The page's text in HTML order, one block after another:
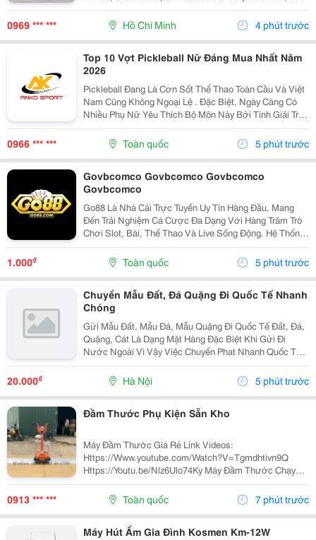
Nhồi,Biến Thế,Bồn Tròn,Lu,Hàng Quá Khổ,Quá Tải.
Nhận Chở Ghép Hàng,Máy Công Trình Đi Các Tỉnh
0969 *** *** Hồ Chí Minh 4 phút trước
Top 10 Vợt Pickleball Nữ Đáng Mua Nhất Năm
2026
Pickleball Đang Là Cơn Sốt Thể Thao Toàn Cầu Và Việt
Nam Cũng Không Ngoại Lệ . Đặc Biệt, Ngày Càng Có
Nhiều Phụ Nữ Yêu Thích Bộ Môn Này Bởi Tính Giải Trí
Cao, Dễ Chơi Và Tốt Cho Sức Khỏe. Tuy Nhiên, Việc
Lựa Chọn Một Cây Vợt Pickleball Nữ Phù Hợp Có...
0966 *** *** Toàn quốc 5 phút trước
Govbcomco Govbcomco Govbcomco
Govbcomco
Go88 Là Nhà Cái Trực Tuyến Uy Tín Hàng Đầu, Mang
Đến Trải Nghiệm Cá Cược Đa Dạng Với Hàng Trăm Trò
Chơi Slot, Bài, Thể Thao Và Live Sống Động. Hệ Thống
Bảo Mật Cao, Nạp Rút Nhanh Chóng Chỉ Trong Vài Phút,
Hỗ Trợ 24/7 Cùng Nhiều Ưu Đãi Hấp Dẫn Dành...
1.000₫ Toàn quốc 5 phút trước
Chuyển Mẫu Đất, Đá Quặng Đi Quốc Tế Nhanh
Chóng
Gửi Mẫu Đất, Mẫu Đá, Mẫu Quặng Đi Quốc Tế Đất, Đá,
Quặng, Cát Là Dạng Mặt Hàng Đặc Biệt Khi Gửi Đi
Nước Ngoài Vì Vậy Việc Chuyển Phat Nhanh Quốc Tế
Đi Nước Ngoài Rất Khó Khăn Do Phải Cung Cấp Giấy
Phép Kiểm Định Của Bộ Tài Nguyên, Giấy Phép Xuất...
20.000₫ Hà Nội 5 phút trước
Đầm Thước Phụ Kiện Sẵn Kho
Máy Đầm Thước Giá Rẻ Link Videos:
Https://Www.youtube.com/Watch?V=Tgmdhtivn9Q
Https://Youtu.be/Nlz6Ulo74Ky Máy Đầm Thước Chạy
Xăng Honda Gx35 (4 Kỳ) Mạnh Mẽ, Hình Thức Đẹp, Nhẹ
Nhàng Dễ Sử Dụng, Chất Lượng Ổn Định. Máy Đầm
Thước Được Nhập...
0913 *** *** Toàn quốc 7 phút trước
Máy Hút Ẩm Gia Đình Kosmen Km-12W